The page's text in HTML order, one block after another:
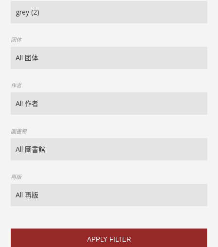
团体
作者
圖書館
再版
APPLY FILTER